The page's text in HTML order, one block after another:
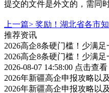
提交的文件是外文的，需同
上一篇> 奖励！湖北省各市
推荐资讯
2026高企8条硬门槛！少满
2026高企8条硬门槛！少满
2026-08-07 14:58:00 点击查看
2026年新疆高企申报攻略以
2026年新疆高企申报攻略以